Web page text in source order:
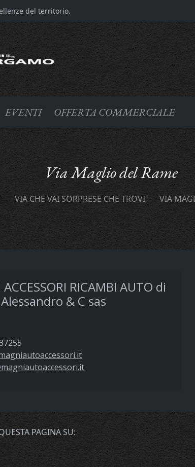
del territorio.
EVENTI OFFERTA COMMERCIALE
Via Maglio del Rame
VIA CHE VAI SORPRESE CHE TROVI VIA
RICAMBI AUTO di
& C sas
PAGINA SU: